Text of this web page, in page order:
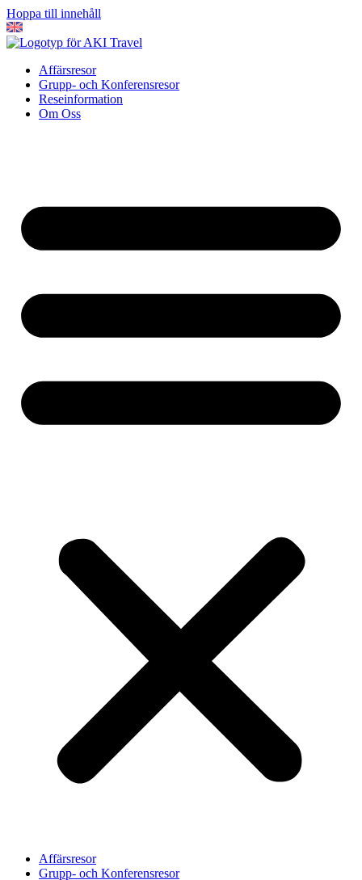
Hoppa till innehåll
Affärsresor
Grupp- och Konferensresor
Reseinformation
Om Oss
Affärsresor
Grupp- och Konferensresor